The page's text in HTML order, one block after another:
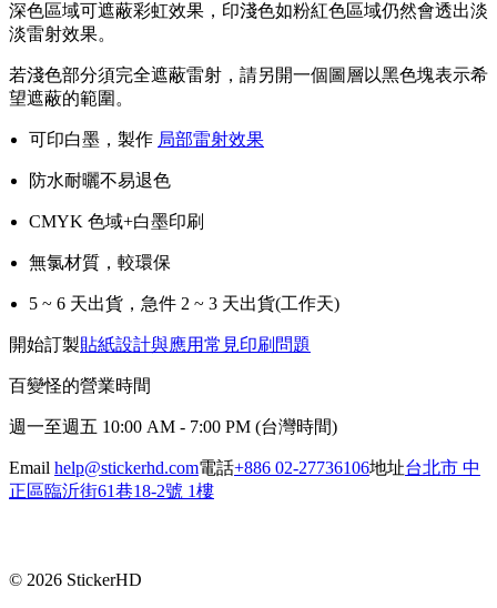
深色區域可遮蔽彩虹效果，印淺色如粉紅色區域仍然會透出淡
淡雷射效果。
若淺色部分須完全遮蔽雷射，請另開一個圖層以黑色塊表示希
望遮蔽的範圍。
可印白墨，製作 局部雷射效果
防水耐曬不易退色
CMYK 色域+白墨印刷
無氯材質，較環保
5 ~ 6 天出貨，急件 2 ~ 3 天出貨(工作天)
開始訂製貼紙設計與應用常見印刷問題
百變怪的營業時間
週一至週五 10:00 AM - 7:00 PM (台灣時間)
Email help@stickerhd.com電話+886 02-27736106地址台北市 中
正區臨沂街61巷18-2號 1樓
© 2026 StickerHD